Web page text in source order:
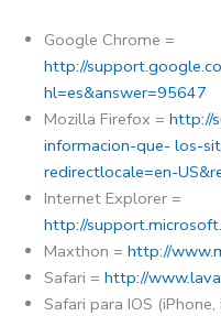
Google Chrome =
http://
hl=es&answer=95647
Mozilla Firefox = http://
informacion-que- los-
redirectlocale=en-
Internet Explorer =
http://
Maxthon = http://
Safari = http://
Safari para IOS